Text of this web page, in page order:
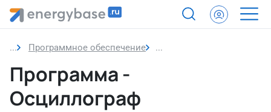
Программное обеспечение Программа
Программа -
Осциллограф